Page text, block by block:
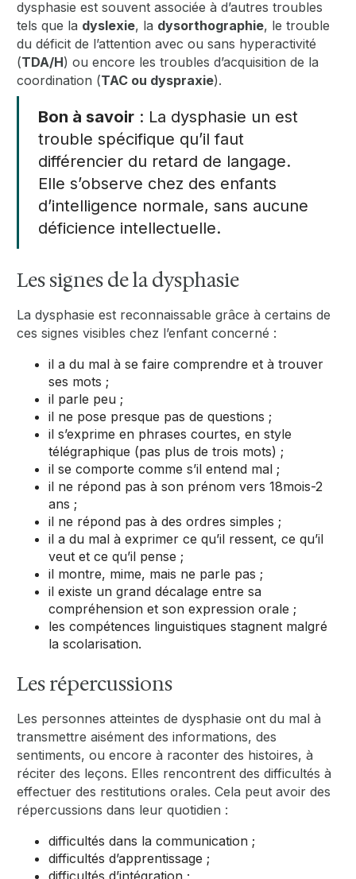
dysphasie est souvent associée à d’autres troubles
tels que la dyslexie, la dysorthographie, le trouble
du déficit de l’attention avec ou sans hyperactivité
(TDA/H) ou encore les troubles d’acquisition de la
coordination (TAC ou dyspraxie).
Bon à savoir : La dysphasie un est
trouble spécifique qu’il faut
différencier du retard de langage.
Elle s’observe chez des enfants
d’intelligence normale, sans aucune
déficience intellectuelle.
Les signes de la dysphasie
La dysphasie est reconnaissable grâce à certains de
ces signes visibles chez l’enfant concerné :
il a du mal à se faire comprendre et à trouver
ses mots ;
il parle peu ;
il ne pose presque pas de questions ;
il s’exprime en phrases courtes, en style
télégraphique (pas plus de trois mots) ;
il se comporte comme s’il entend mal ;
il ne répond pas à son prénom vers 18mois-2
ans ;
il ne répond pas à des ordres simples ;
il a du mal à exprimer ce qu’il ressent, ce qu’il
veut et ce qu’il pense ;
il montre, mime, mais ne parle pas ;
il existe un grand décalage entre sa
compréhension et son expression orale ;
les compétences linguistiques stagnent malgré
la scolarisation.
Les répercussions
Les personnes atteintes de dysphasie ont du mal à
transmettre aisément des informations, des
sentiments, ou encore à raconter des histoires, à
réciter des leçons. Elles rencontrent des difficultés à
effectuer des restitutions orales. Cela peut avoir des
répercussions dans leur quotidien :
difficultés dans la communication ;
difficultés d’apprentissage ;